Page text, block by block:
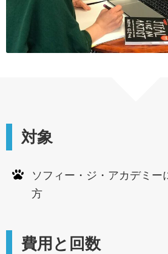
対象
ソフィー・ジ・アカデミー
方
費用と回数